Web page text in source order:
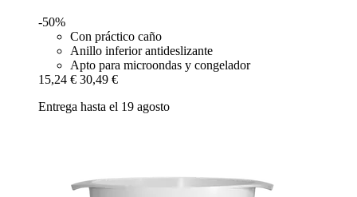
-50%
Con práctico caño
Anillo inferior antideslizante
Apto para microondas y congelador
15,24 € 30,49 €
Entrega hasta el 19 agosto